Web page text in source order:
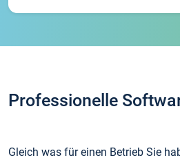
Professionelle
Gleich was für einen Betrieb Sie